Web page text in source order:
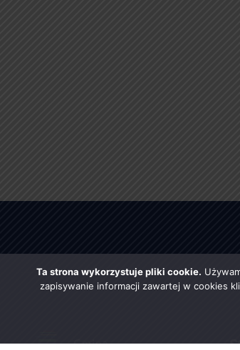
Ta strona wykorzystuje pliki cookie.
zapisywanie informacji zawartej w cookies